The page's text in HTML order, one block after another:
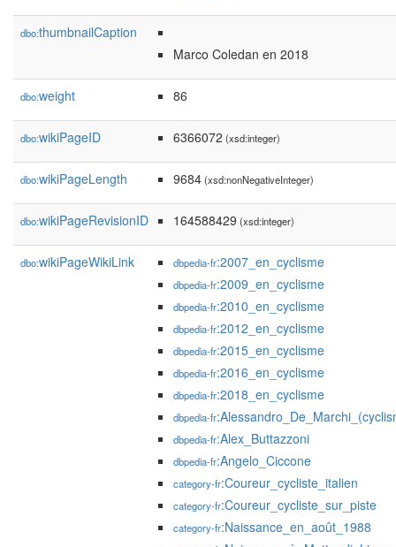
dbo:thumbnailCaption
Marco Coledan en 2018
dbo:weight 86
dbo:wikiPageID 6366072 (xsd:integer)
dbo:wikiPageLength 9684(xsd:nonNegativeInteger)
dbo:wikiPageRevisionID 164588429 (xsd:integer)
dbo:wikiPageWikiLink dbpedia-fr:2007_en_cyclisme
dbpedia-fr:2009_en_cyclisme
dbpedia-fr:2010_en_cyclisme
dbpedia-fr:2012_en_cyclisme
dbpedia-fr:2015_en_cyclisme
dbpedia-fr:2016_en_cyclisme
dbpedia-fr:2018_en_cyclisme
dbpedia-fr
dbpedia-fr:Alex_Buttazzoni
dbpedia-fr:Angelo_Ciccone
category-fr:Coureur_cycliste_italien
category-fr:Coureur_cycliste_sur_piste
category-fr:Naissance_en_août_1988